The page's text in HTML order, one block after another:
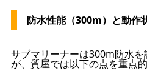
防水性能（300m）と動作
サブマリーナーは300m防水
が、質屋では以下の点を重点